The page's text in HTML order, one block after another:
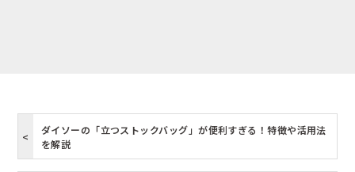
ダイソーの「立つストックバッグ」が便利すぎる！特徴や活用法
を解説